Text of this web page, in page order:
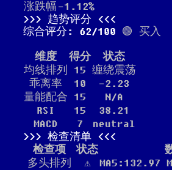
涨跌幅 -1.12%
趋势评分
综合评分: 62/100 🟢 买入
维度 得分
状态
均线排列
15 缠绕震荡
乖离率
10
-2.23
量能配合 15
N/A
RSI
15
38.21
MACD
7
neutral
检查清单
检查项
状态
多头排列
⚠️
MA5:132.97